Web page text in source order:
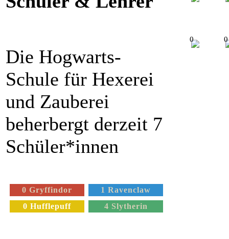
Die Hogwarts-
Schule für Hexerei
und Zauberei
beherbergt derzeit 7
Schüler*innen
0 Gryffindor
1 Ravenclaw
0 Hufflepuff
4 Slytherin
0 0